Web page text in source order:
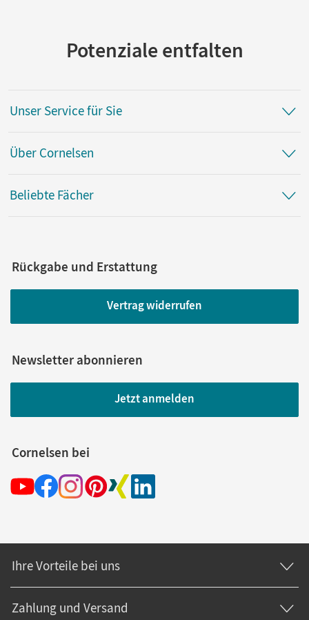
Potenziale entfalten
Unser Service für Sie
Über Cornelsen
Beliebte Fächer
Rückgabe und Erstattung
Vertrag widerrufen
Newsletter abonnieren
Jetzt anmelden
Cornelsen bei
Ihre Vorteile bei uns
Zahlung und Versand